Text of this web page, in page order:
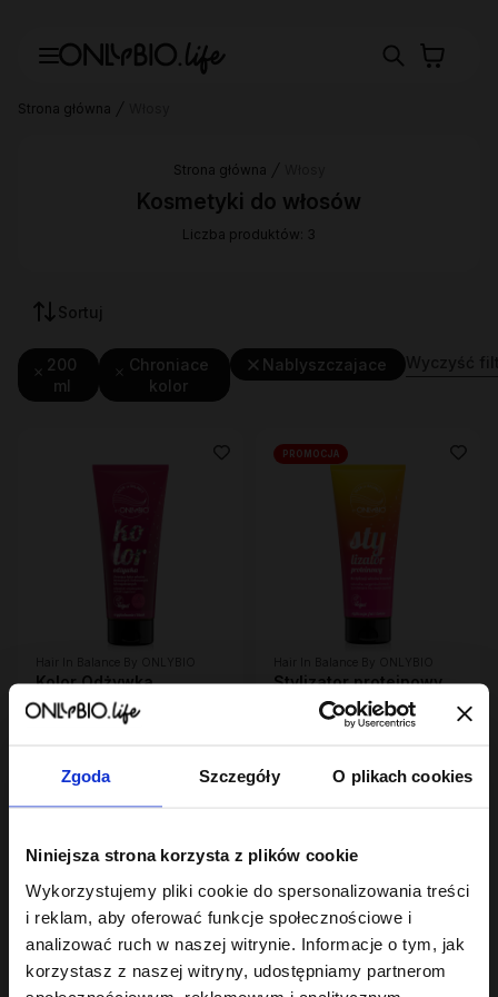
Zgoda Szczegóły O plikach cookies
Niniejsza strona korzysta z plików cookie
Wykorzystujemy pliki cookie do spersonalizowania treści
i reklam, aby oferować funkcje społecznościowe i
analizować ruch w naszej witrynie. Informacje o tym, jak
korzystasz z naszej witryny, udostępniamy partnerom
Strona główna
Strona główna
Kosmetyki do włosów
Liczba produktów: 3
Sortuj
200
ml
Chroniace
kolor
Nablyszczajace
Kolor Odżywka
wygładzająco-
ochraniająca kolor 200
23,99 zł
Stylizator proteinowy
do stylizacji włosów
kręconych 200ml
29 zł
PROMOCJA